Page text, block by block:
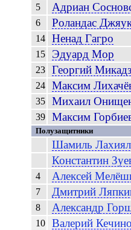
5
Адриан
6
Роландас
14
НенадГагро
15
ЭдуардМор
23
Георгий
24
Максим
35
Михаил
39
Максим
Полузащитники
Шамиль
Константин
4
Алексей
7
Дмитрий
8
Александр
10
Валерий